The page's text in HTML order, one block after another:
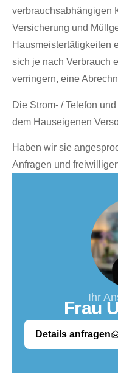
verbrauchsabhängigen
Versicherung und
Hausmeistertätigkeiten
sich je nach Verbrauch
verringern, eine
Die Strom- / Telefon
dem Hauseigenen
Haben wir sie
Anfragen und
Ihr
Frau
Details anfragen